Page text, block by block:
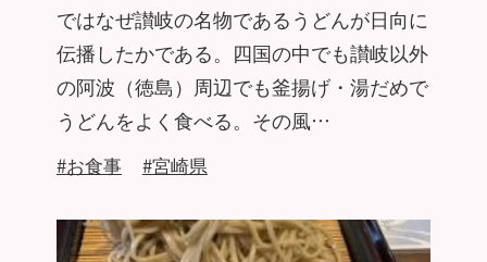
ではなぜ讃岐の名物であるうどんが日向に
伝播したかである。四国の中でも讃岐以外
の阿波（徳島）周辺でも釜揚げ・湯だめで
うどんをよく食べる。その風…
#お食事 #宮崎県